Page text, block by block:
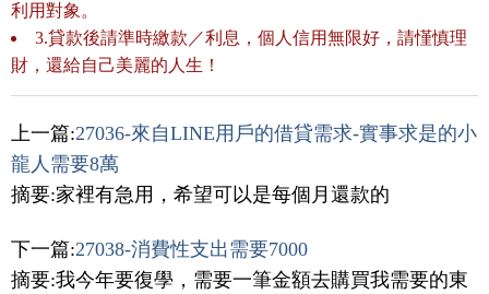
利用對象。
3.貸款後請準時繳款／利息，個人信用無限好，請慬慎理
財，還給自己美麗的人生！
上一篇:27036-來自LINE用戶的借貸需求-實事求是的小
龍人需要8萬
摘要:家裡有急用，希望可以是每個月還款的
下一篇:27038-消費性支出需要7000
摘要:我今年要復學，需要一筆金額去購買我需要的東